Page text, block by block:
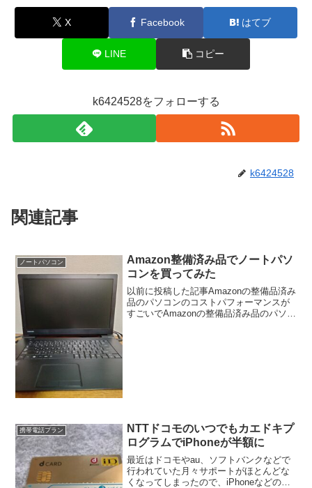
X Facebook はてブ
LINE コピー
k6424528をフォローする
k6424528
関連記事
ノートパソコン
Amazon整備済み品でノートパソ
コンを買ってみた
以前に投稿した記事Amazonの整備品済み
品のパソコンのコストパフォーマンスが
すごいでAmazonの整備品済み品のパソコ
携帯電話プラン
NTTドコモのいつでもカエドキプ
ログラムでiPhoneが半額に
最近はドコモやau、ソフトバンクなどで
行われていた月々サポートがほとんどな
くなってしまったので、iPhoneなどの高